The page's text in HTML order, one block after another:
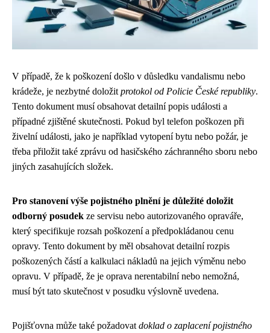
V případě, že k poškození došlo v důsledku vandalismu nebo
krádeže, je nezbytné doložit protokol od Policie České republiky.
Tento dokument musí obsahovat detailní popis události a
případné zjištěné skutečnosti. Pokud byl telefon poškozen při
živelní události, jako je například vytopení bytu nebo požár, je
třeba přiložit také zprávu od hasičského záchranného sboru nebo
jiných zasahujících složek.
Pro stanovení výše pojistného plnění je důležité doložit
odborný posudek ze servisu nebo autorizovaného opraváře,
který specifikuje rozsah poškození a předpokládanou cenu
opravy. Tento dokument by měl obsahovat detailní rozpis
poškozených částí a kalkulaci nákladů na jejich výměnu nebo
opravu. V případě, že je oprava nerentabilní nebo nemožná,
musí být tato skutečnost v posudku výslovně uvedena.
Pojišťovna může také požadovat doklad o zaplacení pojistného